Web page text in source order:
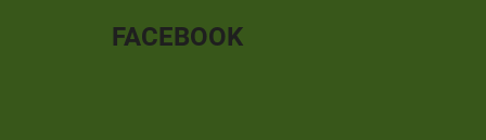
FACEBOOK